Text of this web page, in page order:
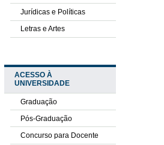
Jurídicas e Políticas
Letras e Artes
ACESSO À
UNIVERSIDADE
Graduação
Pós-Graduação
Concurso para Docente